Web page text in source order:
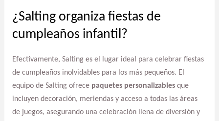
¿Salting organiza fiestas de
cumpleaños infantil?
Efectivamente, Salting es el lugar ideal para celebrar fiestas
de cumpleaños inolvidables para los más pequeños. El
equipo de Salting ofrece paquetes personalizablesque
incluyen decoración, meriendas y acceso a todas las áreas
de juegos, asegurando una celebración llena de diversión y